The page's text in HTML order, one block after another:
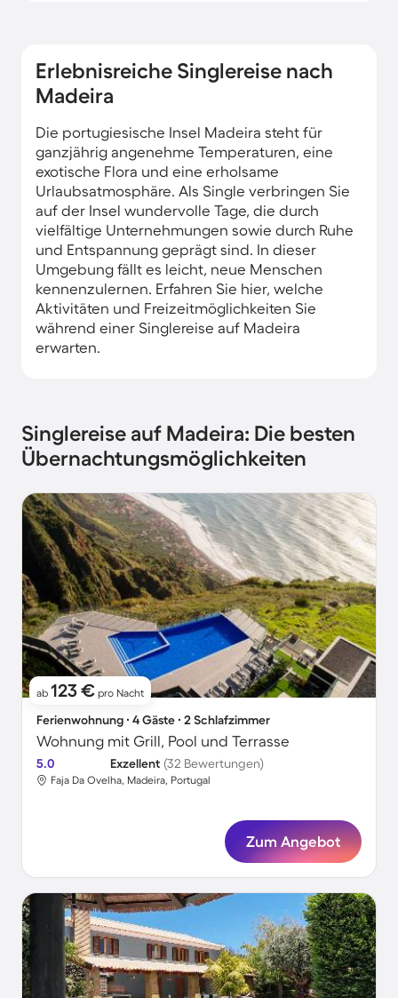
Erlebnisreiche Singlereise nach
Madeira
Die portugiesische Insel Madeira steht für
ganzjährig angenehme Temperaturen, eine
exotische Flora und eine erholsame
Urlaubsatmosphäre. Als Single verbringen Sie
auf der Insel wundervolle Tage, die durch
vielfältige Unternehmungen sowie durch Ruhe
und Entspannung geprägt sind. In dieser
Umgebung fällt es leicht, neue Menschen
kennenzulernen. Erfahren Sie hier, welche
Aktivitäten und Freizeitmöglichkeiten Sie
während einer Singlereise auf Madeira
erwarten.​
Singlereise auf Madeira: Die besten
Übernachtungsmöglichkeiten
ab 123 € pro Nacht
Ferienwohnung ∙ 4 Gäste ∙ 2 Schlafzimmer
Wohnung mit Grill, Pool und Terrasse
5.0 Exzellent (32 Bewertungen)
Faja Da Ovelha, Madeira, Portugal
Zum Angebot